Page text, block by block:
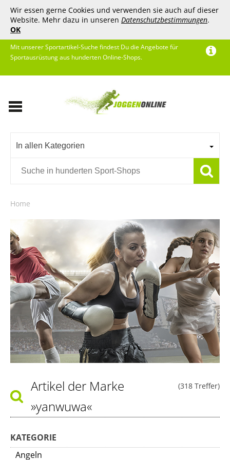
Wir essen gerne Cookies und verwenden sie auch auf dieser
Website. Mehr dazu in unseren Datenschutzbestimmungen.
OK
Mit unserer Sportartikel-Suche findest Du die Angebote für
Sportausrüstung aus hunderten Online-Shops.
In allen Kategorien
Home
(318 Treffer)
Artikel der Marke
»yanwuwa«
KATEGORIE
Angeln